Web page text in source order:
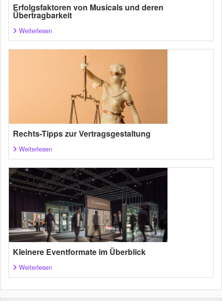
Erfolgsfaktoren von Musicals und deren
Übertragbarkeit
Weiterlesen
Rechts-Tipps zur Vertragsgestaltung
Weiterlesen
Kleinere Eventformate im Überblick
Weiterlesen